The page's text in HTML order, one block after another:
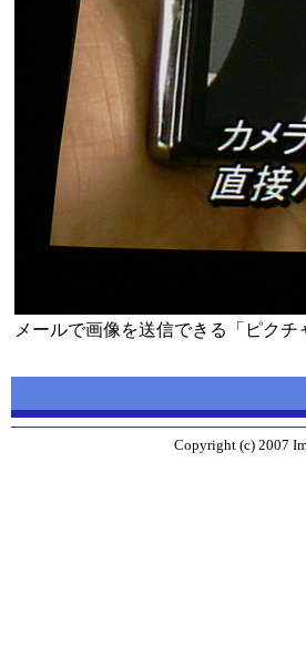
メールで画像を送信できる「ピクチ
Copyright (c) 2007